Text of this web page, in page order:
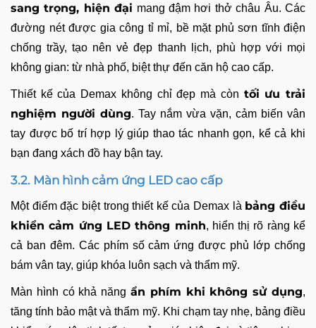
sang trọng, hiện đại mang đậm hơi thở châu Âu. Các
đường nét được gia công tỉ mỉ, bề mặt phủ sơn tĩnh điện
chống trầy, tạo nên vẻ đẹp thanh lịch, phù hợp với mọi
không gian: từ nhà phố, biệt thự đến căn hộ cao cấp.
Thiết kế của Demax không chỉ đẹp mà còn tối ưu trải
nghiệm người dùng. Tay nắm vừa vặn, cảm biến vân
tay được bố trí hợp lý giúp thao tác nhanh gọn, kể cả khi
bạn đang xách đồ hay bận tay.
3.2. Màn hình cảm ứng LED cao cấp
Một điểm đặc biệt trong thiết kế của Demax là bảng điều
khiển cảm ứng LED thông minh, hiển thị rõ ràng kể
cả ban đêm. Các phím số cảm ứng được phủ lớp chống
bám vân tay, giúp khóa luôn sạch và thẩm mỹ.
Màn hình có khả năng ẩn phím khi không sử dụng,
tăng tính bảo mật và thẩm mỹ. Khi chạm tay nhẹ, bảng điều